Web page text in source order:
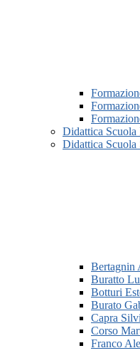
Didattica Scuola
Didattica Scuola
Bertagnin
Buratto
Botturi
Burato
Capra
Corso
Franco